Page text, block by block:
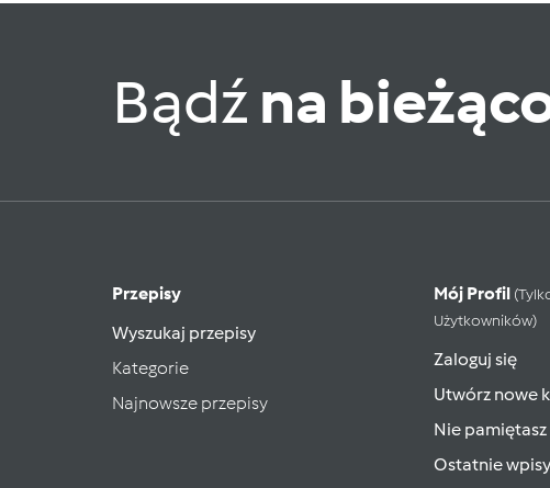
Bądź na
Przepisy
Wyszukaj przepisy
Kategorie
Najnowsze przepisy
Mój Profil
Użytkowników)
Zaloguj się
Utwórz nowe
Nie pamiętasz
Ostatnie wpisy